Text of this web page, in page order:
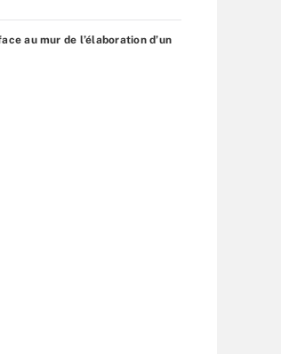
au mur de l’élaboration d’un